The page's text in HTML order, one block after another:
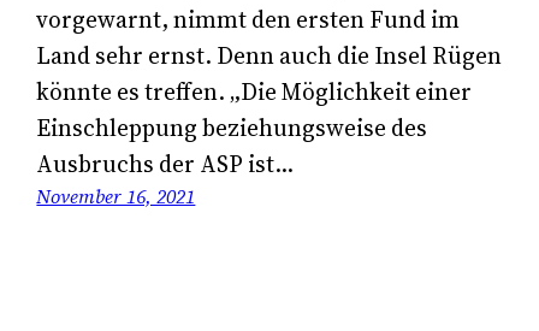
vorgewarnt, nimmt den ersten Fund im
Land sehr ernst. Denn auch die Insel Rügen
könnte es treffen. „Die Möglichkeit einer
Einschleppung beziehungsweise des
Ausbruchs der ASP ist…
November 16, 2021